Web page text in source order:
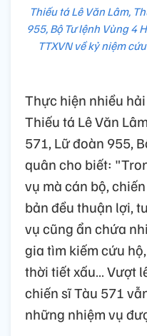
Thiếu tá Lê Văn Lâm,
955, Bộ Tư lệnh Vùng 4
TTXVN về kỷ niệm
Thực hiện nhiều
Thiếu tá Lê Văn
571, Lữ đoàn 955,
quân cho biết:
vụ mà cán bộ,
bản đều thuận lợi,
vụ cũng ẩn chứa
gia tìm kiếm cứu
thời tiết xấu… Vượt
chiến sĩ Tàu 571
những nhiệm vụ